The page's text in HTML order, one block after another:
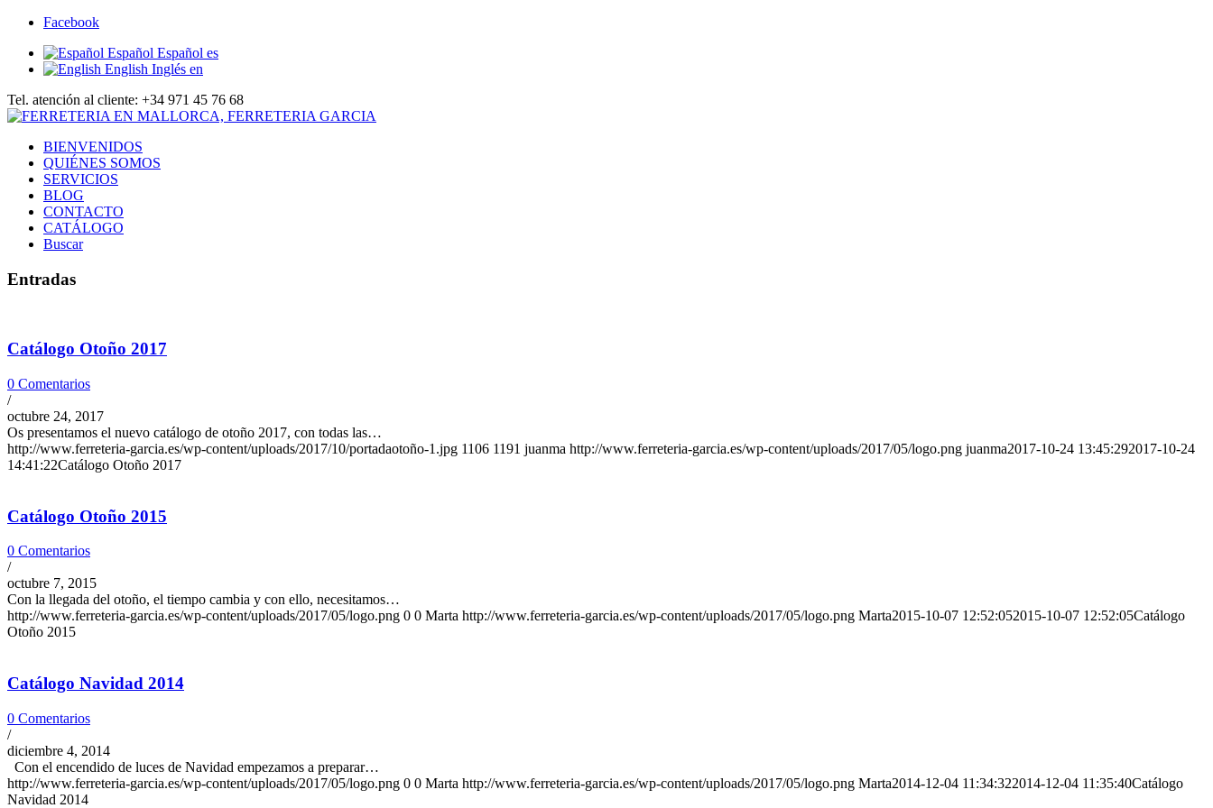
Facebook
Español Español es
English Inglés en
Tel. atención al cliente: +34 971 45 76 68
BIENVENIDOS
QUIÉNES SOMOS
SERVICIOS
BLOG
CONTACTO
CATÁLOGO
Buscar
Entradas
Catálogo Otoño 2017
0 Comentarios
/
octubre 24, 2017
Os presentamos el nuevo catálogo de otoño 2017, con todas las…
http://www.ferreteria-garcia.es/wp-content/uploads/2017/10/portadaotoño-1.jpg 1106 1191 juanma http://www.ferreteria-garcia.es/wp-content/uploads/2017/05/logo.png juanma2017-10-24 13:45:292017-10-24
14:41:22Catálogo Otoño 2017
Catálogo Otoño 2015
0 Comentarios
/
octubre 7, 2015
Con la llegada del otoño, el tiempo cambia y con ello, necesitamos…
http://www.ferreteria-garcia.es/wp-content/uploads/2017/05/logo.png 0 0 Marta http://www.ferreteria-garcia.es/wp-content/uploads/2017/05/logo.png Marta2015-10-07 12:52:052015-10-07 12:52:05Catálogo
Otoño 2015
Catálogo Navidad 2014
0 Comentarios
/
diciembre 4, 2014
Con el encendido de luces de Navidad empezamos a preparar…
http://www.ferreteria-garcia.es/wp-content/uploads/2017/05/logo.png 0 0 Marta http://www.ferreteria-garcia.es/wp-content/uploads/2017/05/logo.png Marta2014-12-04 11:34:322014-12-04 11:35:40Catálogo
Navidad 2014